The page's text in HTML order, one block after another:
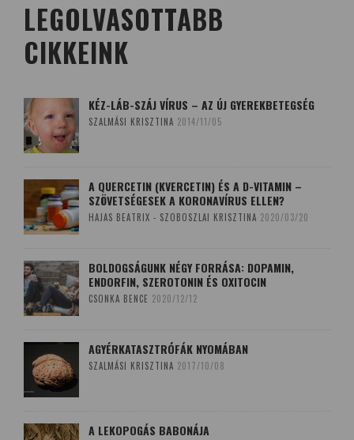
LEGOLVASOTTABB
CIKKEINK
KÉZ-LÁB-SZÁJ VÍRUS – AZ ÚJ GYEREKBETEGSÉG
SZALMÁSI KRISZTINA 2014/11/05
A QUERCETIN (KVERCETIN) ÉS A D-VITAMIN –
SZÖVETSÉGESEK A KORONAVÍRUS ELLEN?
HAJAS BEATRIX - SZOBOSZLAI KRISZTINA 2020/03/20
BOLDOGSÁGUNK NÉGY FORRÁSA: DOPAMIN,
ENDORFIN, SZEROTONIN ÉS OXITOCIN
CSONKA BENCE 2020/12/12
AGYÉRKATASZTRÓFÁK NYOMÁBAN
SZALMÁSI KRISZTINA 2017/10/08
A LEKOPOGÁS BABONÁJA